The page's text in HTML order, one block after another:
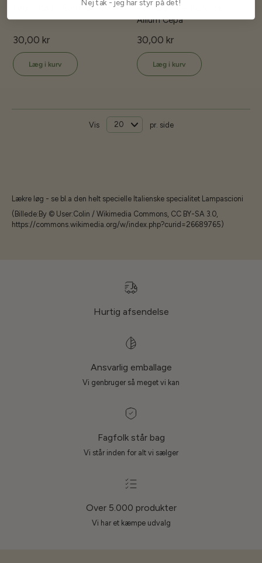
Løg, - Rød - Robelja - ØKO
30,00 kr
Læg i kurv
Perleløg - De Barletta -
Allium Cepa
30,00 kr
Læg i kurv
Vis pr. side
Lækre løg - se bl.a den helt specielle Italienske specialitet Lampascioni
(Billede:By © User:Colin / Wikimedia Commons, CC BY-SA 3.0,
https://commons.wikimedia.org/w/index.php?curid=26689765)
Hurtig afsendelse
Ansvarlig emballage
Vi genbruger så meget vi kan
Fagfolk står bag
Vi står inden for alt vi sælger
Over 5.000 produkter
Vi har et kæmpe udvalg
Nej tak - jeg har styr på det!